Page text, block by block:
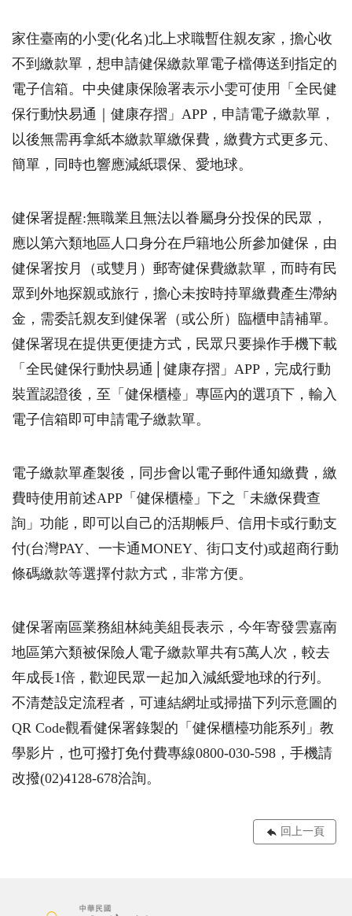
家住臺南的小雯(化名)北上求職暫住親友家，擔心收
不到繳款單，想申請健保繳款單電子檔傳送到指定的
電子信箱。中央健康保險署表示小雯可使用「全民健
保行動快易通｜健康存摺」APP，申請電子繳款單，
以後無需再拿紙本繳款單繳保費，繳費方式更多元、
簡單，同時也響應減紙環保、愛地球。
健保署提醒:無職業且無法以眷屬身分投保的民眾，
應以第六類地區人口身分在戶籍地公所參加健保，由
健保署按月（或雙月）郵寄健保費繳款單，而時有民
眾到外地探親或旅行，擔心未按時持單繳費產生滯納
金，需委託親友到健保署（或公所）臨櫃申請補單。
健保署現在提供更便捷方式，民眾只要操作手機下載
「全民健保行動快易通│健康存摺」APP，完成行動
裝置認證後，至「健保櫃檯」專區內的選項下，輸入
電子信箱即可申請電子繳款單。
電子繳款單產製後，同步會以電子郵件通知繳費，繳
費時使用前述APP「健保櫃檯」下之「未繳保費查
詢」功能，即可以自己的活期帳戶、信用卡或行動支
付(台灣PAY、一卡通MONEY、街口支付)或超商行動
條碼繳款等選擇付款方式，非常方便。
健保署南區業務組林純美組長表示，今年寄發雲嘉南
地區第六類被保險人電子繳款單共有5萬人次，較去
年成長1倍，歡迎民眾一起加入減紙愛地球的行列。
不清楚設定流程者，可連結網址或掃描下列示意圖的
QR Code觀看健保署錄製的「健保櫃檯功能系列」教
學影片，也可撥打免付費專線0800-030-598，手機請
改撥(02)4128-678洽詢。
回上一頁